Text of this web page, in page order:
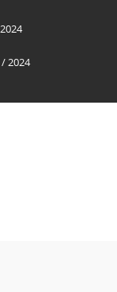
/2024